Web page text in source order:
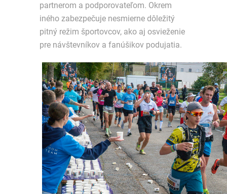
partnerom a podporovateľom. Okrem
iného zabezpečuje nesmierne dôležitý
pitný režim športovcov, ako aj osvieženie
pre návštevníkov a fanúšikov podujatia.